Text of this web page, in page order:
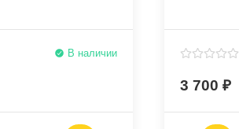
В наличии
3 700